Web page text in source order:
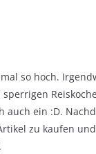
so hoch.
ein :D.
zu kaufen